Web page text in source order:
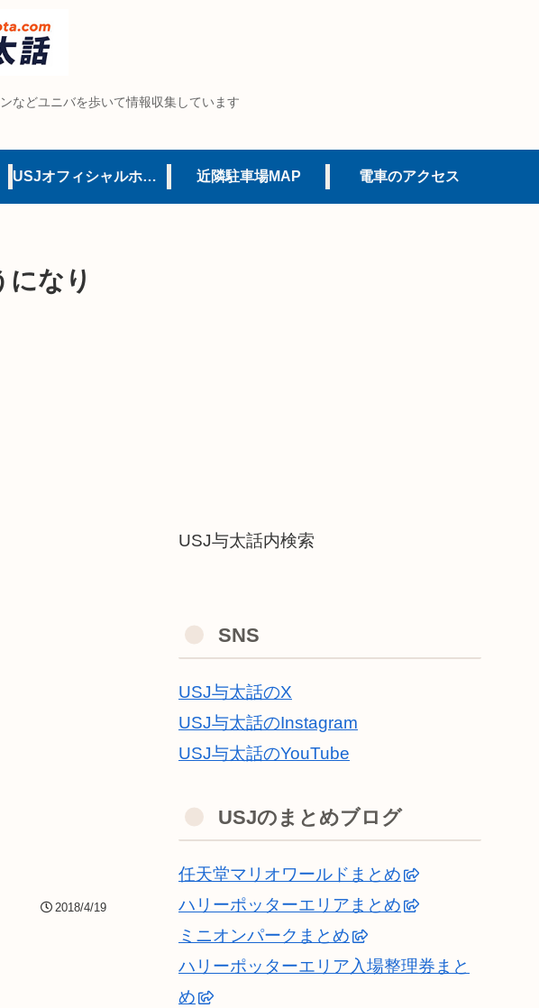
などユニバを歩いて情報収集しています
USJオフィシャルホテル 近隣駐車場MAP 電車のアクセス
なり
2018/4/19
USJ与太話内検索
SNS
USJ与太話のX
USJ与太話のInstagram
USJ与太話のYouTube
USJのまとめブログ
任天堂マリオワールドまとめ
ハリーポッターエリアまとめ
ミニオンパークまとめ
ハリーポッターエリア入場整理券まと
め